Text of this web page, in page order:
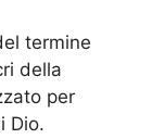
termine
della
per
Dio.